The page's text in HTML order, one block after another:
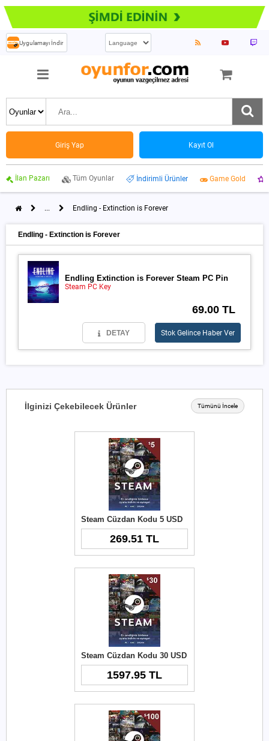
Uygulamayı İndir
Giriş Yap Kayıt Ol
İlan Pazarı Tüm Oyunlar İndirimli Ürünler Game Gold
... Endling - Extinction is Forever
Endling - Extinction is Forever
Endling Extinction is Forever Steam PC Pin
Steam PC Key
69.00 TL
DETAY Stok Gelince Haber Ver
İlginizi Çekebilecek Ürünler Tümünü İncele
Steam Cüzdan Kodu 5 USD
269.51 TL
Steam Cüzdan Kodu 30 USD
1597.95 TL